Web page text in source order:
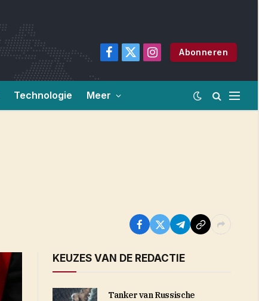
Facebook
X
Instagram
Abonneren
Technologie Meer
KEUZES VAN DE REDACTIE
Tanker van Russische